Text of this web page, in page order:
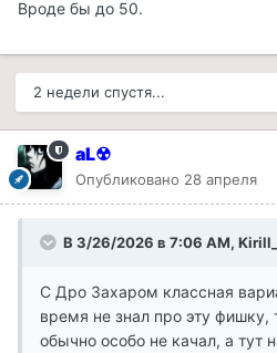
Вроде бы до 50.
2 недели спустя...
aL☢
Опубликовано 28 апреля
В 3/26/2026 в 7:06 AM,
С Дро Захаром классная
время не знал про эту фишку,
обычно особо не качал, а тут